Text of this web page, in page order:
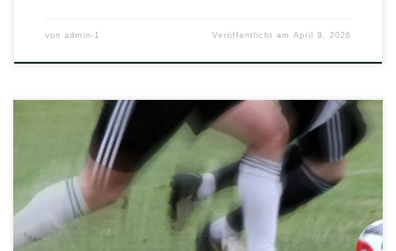
von admin-1 Veröffentlicht amApril 9, 2026
Am kommenden Wochenende stehen folgende Spiele mit
H/N/U-Beteiligung an: Samstag, 28. März 2026 13.45 Uhr in
DiemerodeE-Jugend: JSG Sontratal – H/N/U 4:1 (2:1) 16.00
Uhr in UlfenA-Jugend: H/N/U/N – JSG Sontratal 1:9 (1:2)Tor
für H/N/U/N: Felix Schneider Sonntag, 29. März 2026 13.00